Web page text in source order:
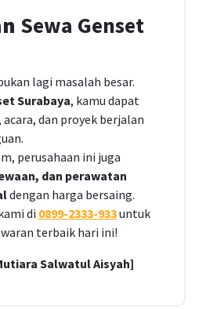
Sewa Genset
lagi masalah besar.
Surabaya, kamu dapat
dan proyek berjalan
perusahaan ini juga
dan perawatan
dengan harga bersaing.
di 0899-2333-933untuk
terbaik hari ini!
Salwatul Aisyah]